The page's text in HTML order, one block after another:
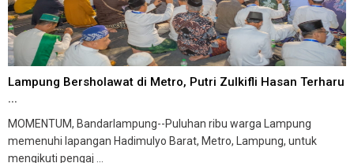
Lampung Bersholawat di Metro, Putri Zulkifli Hasan Terharu
...
MOMENTUM, Bandarlampung--Puluhan ribu warga Lampung
memenuhi lapangan Hadimulyo Barat, Metro, Lampung, untuk
mengikuti pengaj ...